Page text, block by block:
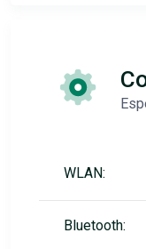
WLAN:
Bluetooth: